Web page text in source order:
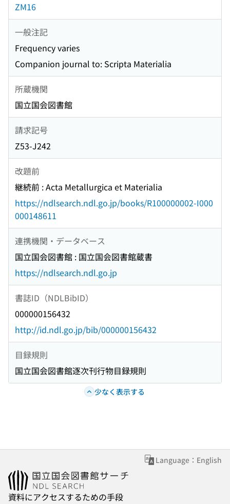
ZM16
一般注記
Frequency varies
Companion journal to: Scripta Materialia
所蔵機関
国立国会図書館
請求記号
Z53-J242
改題前
継続前 : Acta Metallurgica et Materialia
https://ndlsearch.ndl.go.jp/books/R100000002-I000
000148611
連携機関・データベース
国立国会図書館 : 国立国会図書館蔵書
https://ndlsearch.ndl.go.jp
書誌ID（NDLBibID）
000000156432
http://id.ndl.go.jp/bib/000000156432
目録規則
国立国会図書館逐次刊行物目録規則
少なく表示する
Language：English
資料にアクセスするための手段